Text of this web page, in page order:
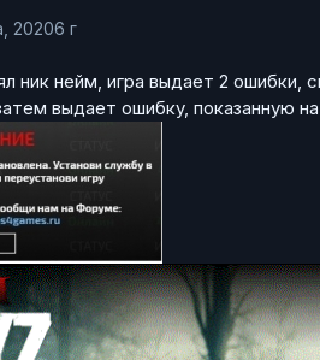
20206 г
ник нейм, игра выдает 2 ошибки,
выдает ошибку, показанную